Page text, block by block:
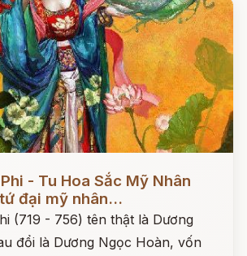
- Tu Hoa Sắc Mỹ Nhân
đại mỹ nhân...
(719 - 756) tên thật là Dương
đổi là Dương Ngọc Hoàn, vốn